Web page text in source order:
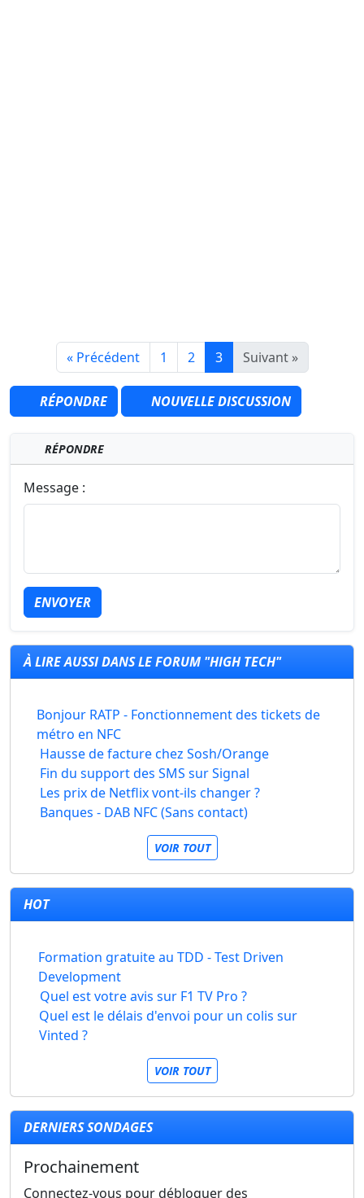
« Précédent 1 2 3 Suivant »
RÉPONDRE NOUVELLE DISCUSSION
RÉPONDRE
Message :
ENVOYER
À LIRE AUSSI DANS LE FORUM "HIGH TECH"
Bonjour RATP - Fonctionnement des tickets de
métro en NFC
Hausse de facture chez Sosh/Orange
Fin du support des SMS sur Signal
Les prix de Netflix vont-ils changer ?
Banques - DAB NFC (Sans contact)
VOIR TOUT
HOT
Formation gratuite au TDD - Test Driven
Development
Quel est votre avis sur F1 TV Pro ?
Quel est le délais d'envoi pour un colis sur
Vinted ?
VOIR TOUT
DERNIERS SONDAGES
Prochainement
Connectez-vous pour débloquer des